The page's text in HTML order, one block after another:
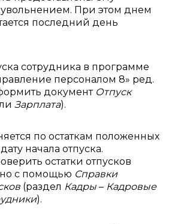
При этом днем
последний день
сотрудника в программе
персоналом 8» ред.
документ Отпуск
Зарплата).
по остаткам положенных
начала отпуска.
остатки отпусков
с помощью Справки
(раздел Кадры – Кадровые
).